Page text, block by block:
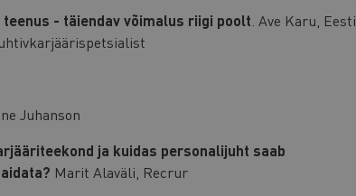
- täiendav võimalus riigi poolt . Ave Karu, Eesti
Juhanson
ja kuidas personalijuht saab
Marit Alaväli, Recrur